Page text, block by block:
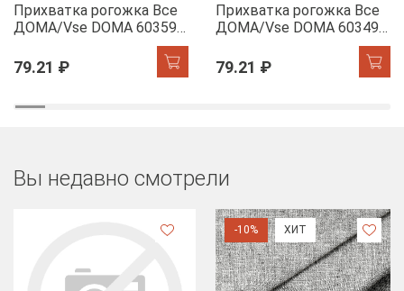
Прихватка рогожка Все
ДОМА/Vse DOMA 60359-
79.21 ₽
Прихватка рогожка Все
ДОМА/Vse DOMA 60349-
79.21 ₽
Вы недавно смотрели
-10% ХИТ